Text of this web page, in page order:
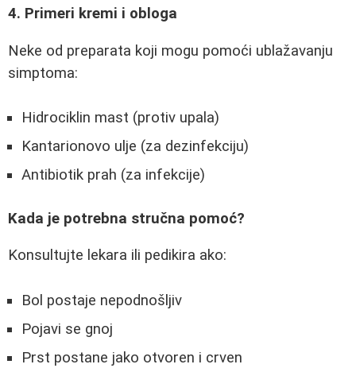
4. Primeri kremi i obloga
Neke od preparata koji mogu pomoći ublažavanju
simptoma:
Hidrociklin mast (protiv upala)
Kantarionovo ulje (za dezinfekciju)
Antibiotik prah (za infekcije)
Kada je potrebna stručna pomoć?
Konsultujte lekara ili pedikira ako:
Bol postaje nepodnošljiv
Pojavi se gnoj
Prst postane jako otvoren i crven